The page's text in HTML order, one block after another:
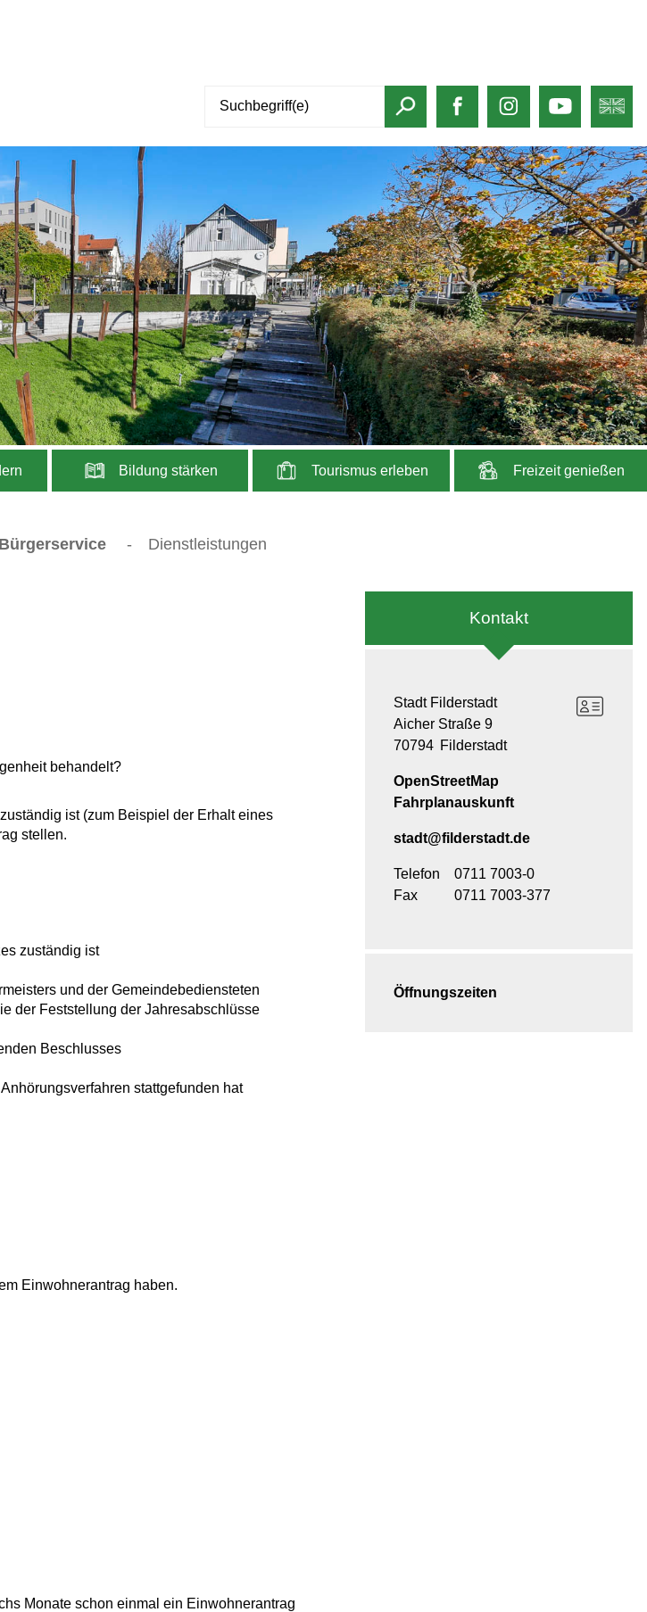
Bildung stärken Tourismus erleben Freizeit genießen
Bürgerservice - Dienstleistungen
behandelt?
ist (zum Beispiel der Erhalt eines
stellen.
zuständig ist
und der Gemeindebediensteten
der Feststellung der Jahresabschlüsse
Beschlusses
stattgefunden hat
Einwohnerantrag haben.
Monate schon einmal ein Einwohnerantrag
Kontakt
Stadt Filderstadt
Aicher Straße 9
70794 Filderstadt
OpenStreetMap
Fahrplanauskunft
stadt@filderstadt.de
Telefon
0711 7003-0
Fax
0711 7003-377
Öffnungszeiten